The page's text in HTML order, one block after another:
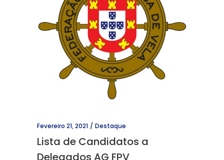
Fevereiro 21, 2021 Destaque
Lista de Candidatos a
Delegados AG FPV